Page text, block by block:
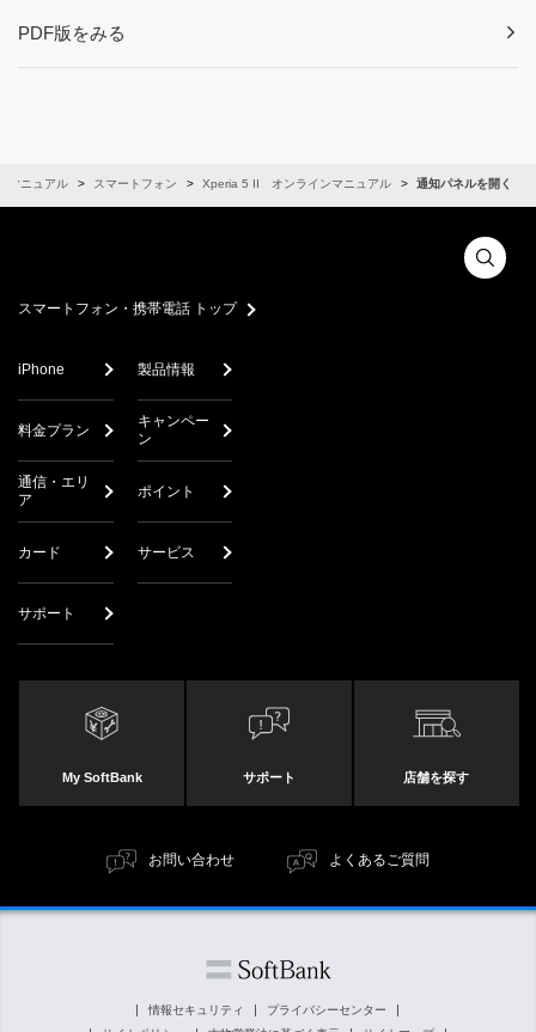
PDF版をみる
マニュアル スマートフォン Xperia 5 II オンラインマニュアル 通知パネルを開く
スマートフォン・携帯電話 トップ
iPhone 製品情報
料金プラン
キャンペー
ン
通信・エリ
ア
ポイント
カード サービス
サポート
My SoftBank サポート 店舗を探す
お問い合わせ よくあるご質問
情報セキュリティ
プライバシーセンター